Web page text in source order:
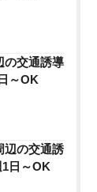
の交通誘導
～OK
辺の交通誘
日～OK